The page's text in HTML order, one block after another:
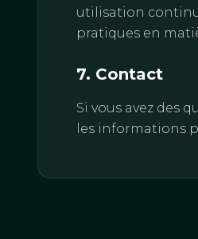
utilisation
pratiques en
7. Contact
Si vous avez des
les informations